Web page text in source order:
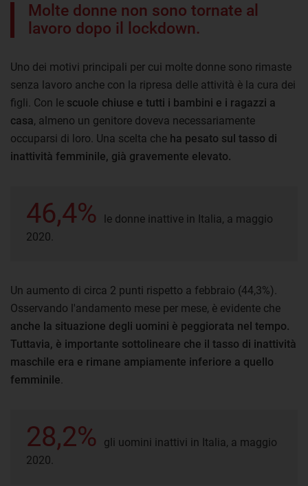
Molte donne non sono tornate al
lavoro dopo il lockdown.
Uno dei motivi principali per cui molte donne sono rimaste
senza lavoro anche con la ripresa delle attività è la cura dei
figli. Con le scuole chiuse e tutti i bambini e i ragazzi a
casa, almeno un genitore doveva necessariamente
occuparsi di loro. Una scelta che ha pesato sul tasso di
inattività femminile, già gravemente elevato.
46,4%
le donne inattive in Italia, a maggio
2020.
Un aumento di circa 2 punti rispetto a febbraio (44,3%).
Osservando l'andamento mese per mese, è evidente che
anche la situazione degli uomini è peggiorata nel tempo.
Tuttavia, è importante sottolineare che il tasso di inattività
maschile era e rimane ampiamente inferiore a quello
femminile
28,2%
gli uomini inattivi in Italia, a maggio
2020.